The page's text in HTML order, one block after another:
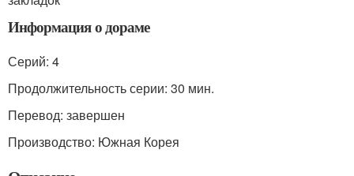
Информация о дораме
Серий: 4
Продолжительность серии: 30 мин.
Перевод: завершен
Производство: Южная Корея